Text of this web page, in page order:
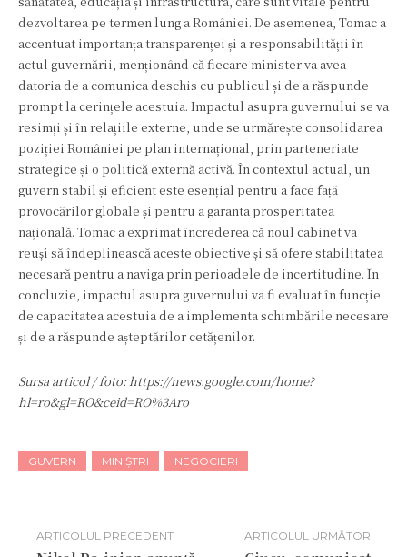
dezvoltarea pe termen lung a României. De asemenea, Tomac a
accentuat importanța transparenței și a responsabilității în
actul guvernării, menționând că fiecare minister va avea
datoria de a comunica deschis cu publicul și de a răspunde
prompt la cerințele acestuia. Impactul asupra guvernului se va
resimți și în relațiile externe, unde se urmărește consolidarea
poziției României pe plan internațional, prin parteneriate
strategice și o politică externă activă. În contextul actual, un
guvern stabil și eficient este esențial pentru a face față
provocărilor globale și pentru a garanta prosperitatea
națională. Tomac a exprimat încrederea că noul cabinet va
reuși să îndeplinească aceste obiective și să ofere stabilitatea
necesară pentru a naviga prin perioadele de incertitudine. În
concluzie, impactul asupra guvernului va fi evaluat în funcție
de capacitatea acestuia de a implementa schimbările necesare
și de a răspunde așteptărilor cetățenilor.
Sursa articol / foto: https://news.google.com/home?
hl=ro&gl=RO&ceid=RO%3Aro
GUVERN MINIȘTRI NEGOCIERI
ARTICOLUL PRECEDENT ARTICOLUL URMĂTOR